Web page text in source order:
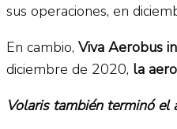
sus operaciones, en
En cambio, Viva Aerobus
diciembre de 2020, la
Volaris también terminó